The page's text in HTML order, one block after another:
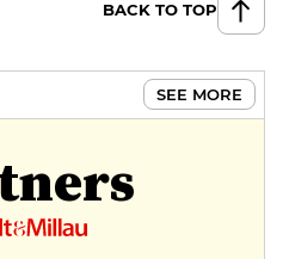
BACK TO TOP
SEE MORE